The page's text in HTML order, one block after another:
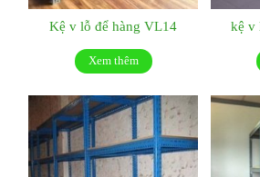
Kệ v lỗ để hàng VL14
Xem thêm
kệ v